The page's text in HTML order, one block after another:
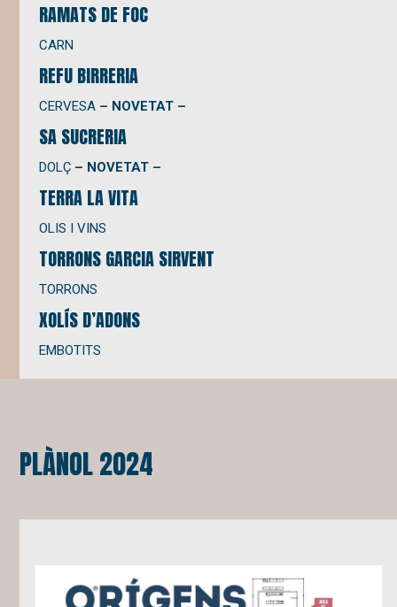
RAMATS DE FOC
CARN
REFU BIRRERIA
CERVESA– NOVETAT –
SA SUCRERIA
DOLÇ – NOVETAT –
TERRA LA VITA
OLIS I VINS
TORRONS GARCIA SIRVENT
TORRONS
XOLÍS D’ADONS
EMBOTITS
PLÀNOL 2024